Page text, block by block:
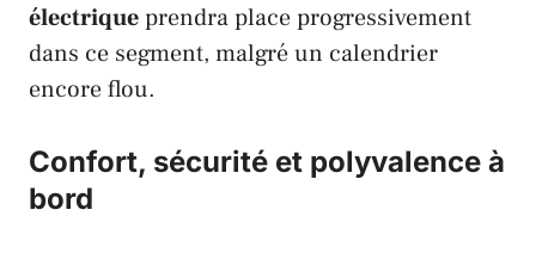
électriqueprendra place progressivement
dans ce segment, malgré un calendrier
encore flou.
Confort, sécurité et polyvalence à
bord